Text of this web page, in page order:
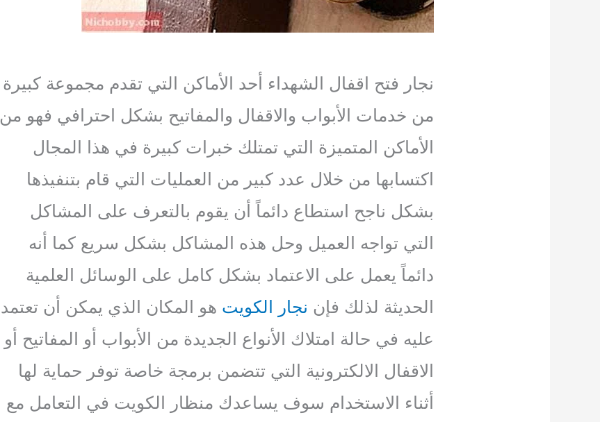
نجار فتح اقفال الشهداء أحد الأماكن التي تقدم مجموعة كبيرة
من خدمات الأبواب والاقفال والمفاتيح بشكل احترافي فهو من
الأماكن المتميزة التي تمتلك خبرات كبيرة في هذا المجال
اكتسابها من خلال عدد كبير من العمليات التي قام بتنفيذها
بشكل ناجح استطاع دائماً أن يقوم بالتعرف على المشاكل
التي تواجه العميل وحل هذه المشاكل بشكل سريع كما أنه
دائماً يعمل على الاعتماد بشكل كامل على الوسائل العلمية
الحديثة لذلك فإن نجار الكويت هو المكان الذي يمكن أن تعتمد
عليه في حالة امتلاك الأنواع الجديدة من الأبواب أو المفاتيح أو
الاقفال الالكترونية التي تتضمن برمجة خاصة توفر حماية لها
أثناء الاستخدام سوف يساعدك منظار الكويت في التعامل مع